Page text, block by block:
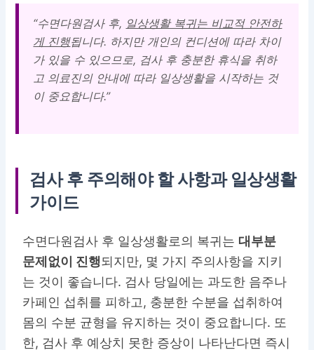
“수면다원검사 후, 일상생활 복귀는 비교적 안전하
게 진행됩니다. 하지만 개인의 컨디션에 따라 차이
가 있을 수 있으므로, 검사 후 충분한 휴식을 취하
고 의료진의 안내에 따라 일상생활을 시작하는 것
이 중요합니다.”
검사 후 주의해야 할 사항과 일상생활
가이드
수면다원검사 후 일상생활로의 복귀는 대부분
문제없이 진행되지만, 몇 가지 주의사항을 지키
는 것이 좋습니다. 검사 당일에는 과도한 음주나
카페인 섭취를 피하고, 충분한 수분을 섭취하여
몸의 수분 균형을 유지하는 것이 중요합니다. 또
한, 검사 후 예상치 못한 증상이 나타난다면 즉시